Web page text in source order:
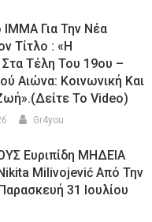
ΙΜΜΑ Για Την Νέα
Τίτλο : «Η
Τέλη Του 19ου –
Αιώνα: Κοινωνική Και
Το Video)
Gr4you
Ευριπίδη ΜΗΔΕΙΑ
Milivojević Από Την
31 Ιουλίου